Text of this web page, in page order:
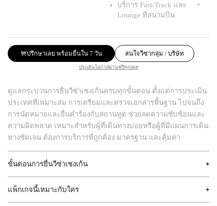
บริการ Fast-Track และ
Lounge ที่สนามบิน
ปรึกษาเลย พร้อมยื่นใน 7 วัน สนใจวีซ่ากลุ่ม / บริษัท
ประเมินโอกาสผ่านฟรีทุกเคส
ดูแลกระบวนการยื่นวีซ่าเชงเก้นครบทุกขั้นตอน ตั้งแต่การประเมิน
ประเทศที่เหมาะสม การเตรียมและตรวจเอกสารพื้นฐาน ไปจนถึง
การนัดหมายและยื่นคำร้องกับสถานทูต ช่วยลดความซับซ้อนและ
ความผิดพลาด เหมาะสำหรับผู้ที่เดินทางบ่อยหรือผู้ที่มีแผนการเดิน
ทางชัดเจน ต้องการบริการที่ถูกต้อง มาตรฐาน และคุ้มค่า
ขั้นตอนการยื่นวีซ่าเชงเก้น
แพ็กเกจนี้เหมาะกับใคร